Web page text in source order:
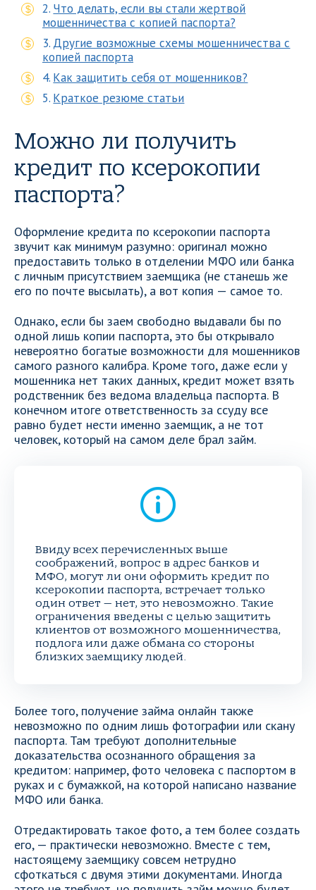
Что делать, если вы стали жертвой
мошенничества с копией паспорта?
Другие возможные схемы мошенничества с
копией паспорта
Как защитить себя от мошенников?
Краткое резюме статьи
Можно ли получить
кредит по ксерокопии
паспорта?
Оформление кредита по ксерокопии паспорта
звучит как минимум разумно: оригинал можно
предоставить только в отделении МФО или банка
с личным присутствием заемщика (не станешь же
его по почте высылать), а вот копия — самое то.
Однако, если бы заем свободно выдавали бы по
одной лишь копии паспорта, это бы открывало
невероятно богатые возможности для мошенников
самого разного калибра. Кроме того, даже если у
мошенника нет таких данных, кредит может взять
родственник без ведома владельца паспорта. В
конечном итоге ответственность за ссуду все
равно будет нести именно заемщик, а не тот
человек, который на самом деле брал займ.
Ввиду всех перечисленных выше
соображений, вопрос в адрес банков и
МФО, могут ли они оформить кредит по
ксерокопии паспорта, встречает только
один ответ — нет, это невозможно. Такие
ограничения введены с целью защитить
клиентов от возможного мошенничества,
подлога или даже обмана со стороны
близких заемщику людей.
Более того, получение займа онлайн также
невозможно по одним лишь фотографии или скану
паспорта. Там требуют дополнительные
доказательства осознанного обращения за
кредитом: например, фото человека с паспортом в
руках и с бумажкой, на которой написано название
МФО или банка.
Отредактировать такое фото, а тем более создать
его, — практически невозможно. Вместе с тем,
настоящему заемщику совсем нетрудно
сфоткаться с двумя этими документами. Иногда